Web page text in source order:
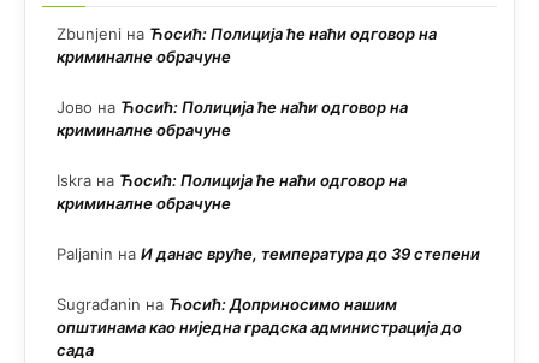
Zbunjeni на Ћосић: Полиција ће наћи одговор на
криминалне обрачуне
Јово на Ћосић: Полиција ће наћи одговор на
криминалне обрачуне
Iskra на Ћосић: Полиција ће наћи одговор на
криминалне обрачуне
Paljanin на И данас вруће, температура до 39 степени
Sugrađanin на Ћосић: Доприносимо нашим
општинама као ниједна градска администрација до
сада